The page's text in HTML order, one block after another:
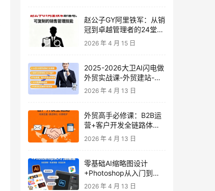
赵公子GY阿里铁军：从销
冠到卓越管理者的24堂实
战课
2026 年 4 月 15 日
2025-2026大卫AI闪电做
外贸实战课-外贸建站-开
发客户-内容营销-从0到3
2026 年 4 月 13 日
外贸高手必修课：B2B运
营+客户开发全链路体系
课 | 从0到1成为外贸精英
2026 年 4 月 13 日
零基础AI缩略图设计
+Photoshop从入门到精
通 全套教程（含形象照拍
2026 年 4 月 13 日